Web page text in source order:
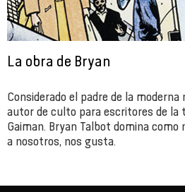
La obra de Bryan
Considerado el padre de la
autor de culto para escritores de la
Gaiman. Bryan Talbot domina
a nosotros, nos gusta.